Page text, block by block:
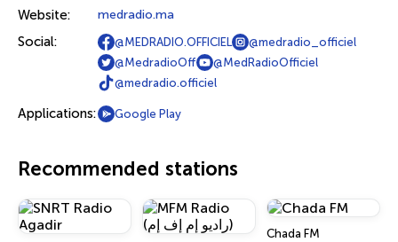
Website: medradio.ma
Social: @MEDRADIO.OFFICIEL
@medradio_officiel
@MedradioOff
@MedRadioOfficiel
@medradio.officiel
Applications: Google Play
Recommended stations
Chada FM